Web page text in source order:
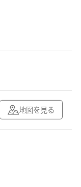
地図を見る